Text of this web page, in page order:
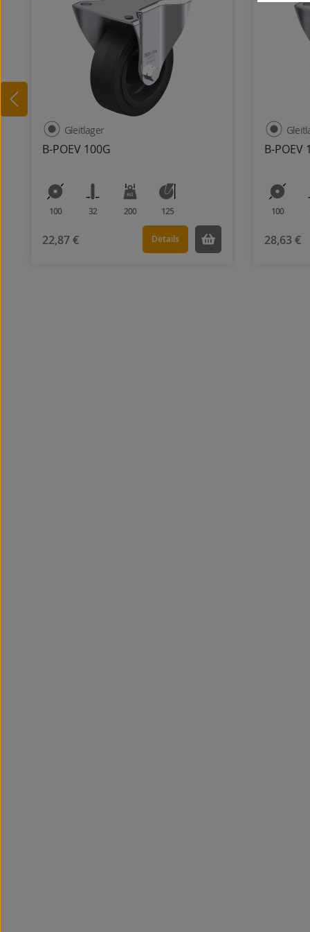
B-POEV 100G
Gleitlager
100 32 200 125
22,87 € Details
B-POEV
100
28,63 €